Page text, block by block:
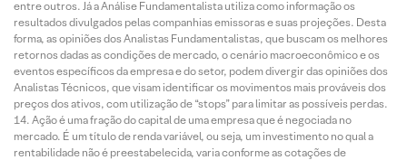
entre outros. Já a Análise Fundamentalista utiliza como informação os
resultados divulgados pelas companhias emissoras e suas projeções. Desta
forma, as opiniões dos Analistas Fundamentalistas, que buscam os melhores
retornos dadas as condições de mercado, o cenário macroeconômico e os
eventos específicos da empresa e do setor, podem divergir das opiniões dos
Analistas Técnicos, que visam identificar os movimentos mais prováveis dos
preços dos ativos, com utilização de “stops” para limitar as possíveis perdas.
Ação é uma fração do capital de uma empresa que é negociada no
mercado. É um título de renda variável, ou seja, um investimento no qual a
rentabilidade não é preestabelecida, varia conforme as cotações de